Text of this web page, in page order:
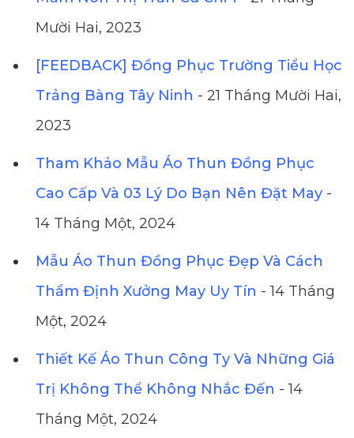
Mười Hai, 2023
[FEEDBACK] Đồng Phục Trường Tiểu Học
Trảng Bàng Tây Ninh - 21 Tháng Mười Hai,
2023
Tham Khảo Mẫu Áo Thun Đồng Phục
Cao Cấp Và 03 Lý Do Bạn Nên Đặt May -
14 Tháng Một, 2024
Mẫu Áo Thun Đồng Phục Đẹp Và Cách
Thẩm Định Xưởng May Uy Tín - 14 Tháng
Một, 2024
Thiết Kế Áo Thun Công Ty Và Những Giá
Trị Không Thể Không Nhắc Đến - 14
Tháng Một, 2024